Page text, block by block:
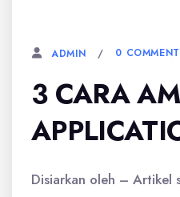
ADMIN 0
3 CARA
Disiarkan oleh – Artikel